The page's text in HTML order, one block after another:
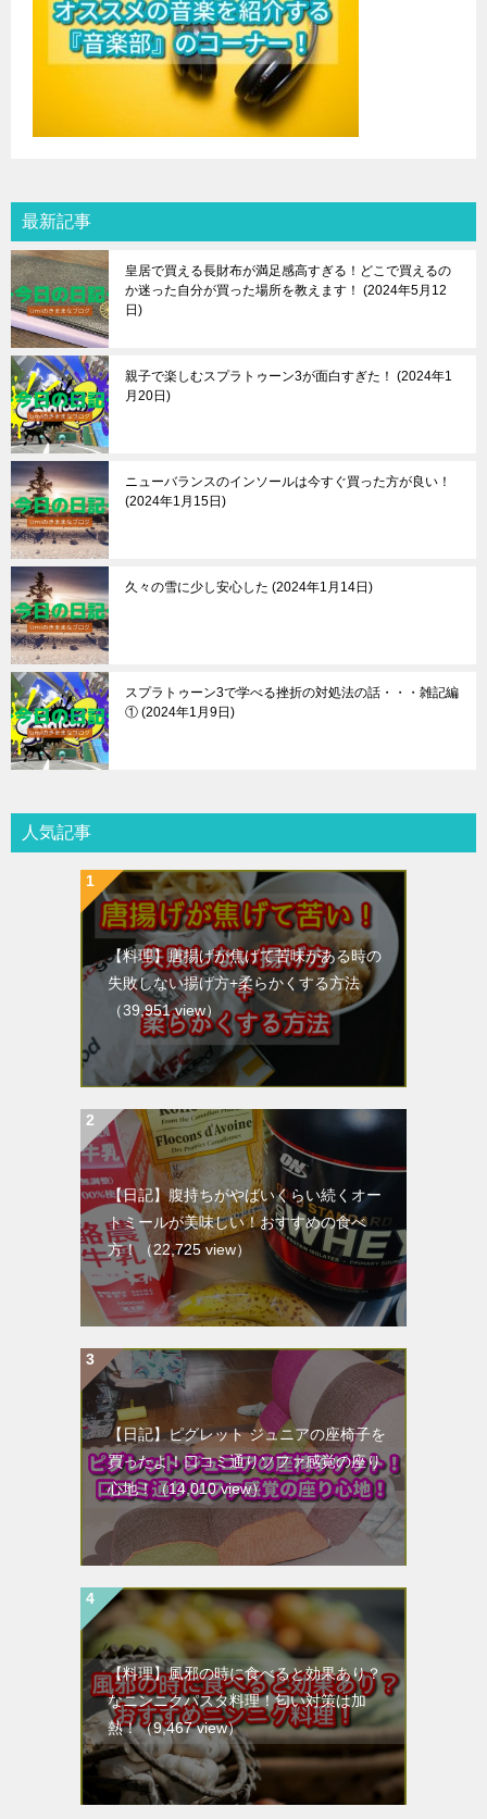
最新記事
皇居で買える長財布が満足感高すぎる！どこで買えるの
か迷った自分が買った場所を教えます！
2024年5月12
日
親子で楽しむスプラトゥーン3が面白すぎた！
2024年1
月20日
ニューバランスのインソールは今すぐ買った方が良い！
2024年1月15日
久々の雪に少し安心した 2024年1月14日
スプラトゥーン3で学べる挫折の対処法の話・・・雑記編
① 2024年1月9日
人気記事
【料理】唐揚げが焦げて苦味がある時の
失敗しない揚げ方+柔らかくする方法
（39,951 view）
【日記】腹持ちがやばいくらい続くオー
トミールが美味しい！おすすめの食べ
方！
（22,725 view）
【日記】ピグレット ジュニアの座椅子を
買ったよ！口コミ通りソファ感覚の座り
心地！（14,010 view）
【料理】風邪の時に食べると効果あり？
なニンニクパスタ料理！匂い対策は加
熱！（9,467 view）